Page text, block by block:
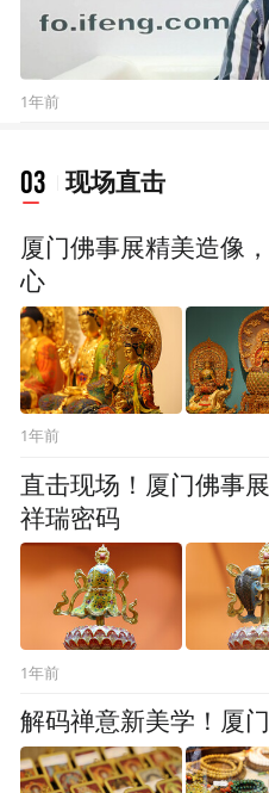
1年前
03 现场直击
厦门佛事展精美造像
心
1年前
直击现场！厦门佛事
祥瑞密码
1年前
解码禅意新美学！厦